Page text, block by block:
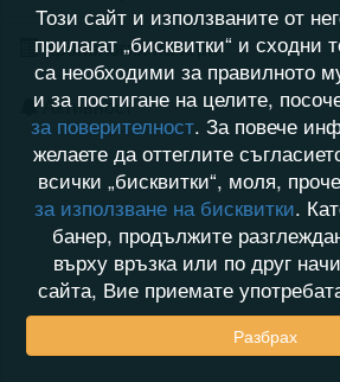
Хронология на игри
Активност
Този сайт и използваните от
прилагат „бисквитки“ и сходни
са необходими за правилното
и за постигане на целите,
за поверителност. За повече
желаете да оттеглите
всички „бисквитки“, моля,
за използване на бисквитки.
банер, продължите
върху връзка или по друг
сайта, Вие приемате
Разбрах